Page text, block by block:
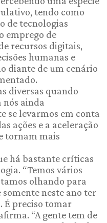
tendo como
de tecnologias
emprego de
recursos digitais,
humanas e
diante de um cenário
diversas quando
nós ainda
se levarmos em conta
ações e a aceleração
tornam mais
há bastante críticas
“Temos vários
olhando para
neste ano ter
É preciso tomar
“A gente tem de